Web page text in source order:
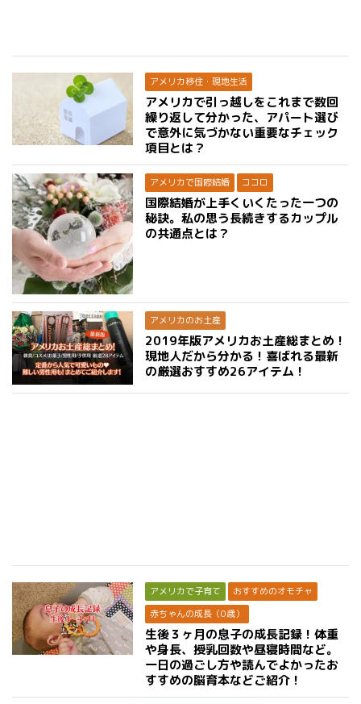
アメリカ移住・現地生活
アメリカで引っ越しをこれまで数回
繰り返して分かった、アパート選び
で意外に気づかない重要なチェック
項目とは？
アメリカで国際結婚 ココロ
国際結婚が上手くいくたった一つの
秘訣。私の思う長続きするカップル
の共通点とは？
アメリカのお土産
2019年版アメリカお土産総まとめ！
現地人だから分かる！喜ばれる最新
の厳選おすすめ26アイテム！
アメリカで子育て
おすすめのオモチャ
赤ちゃんの成長（0歳）
生後３ヶ月の息子の成長記録！体重
や身長、授乳回数や昼寝時間など。
一日の過ごし方や読んでよかったお
すすめの脳育本などご紹介！